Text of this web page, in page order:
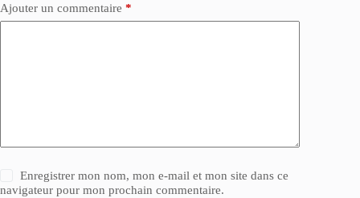
Ajouter un commentaire *
Enregistrer mon nom, mon e-mail et mon site dans ce
navigateur pour mon prochain commentaire.